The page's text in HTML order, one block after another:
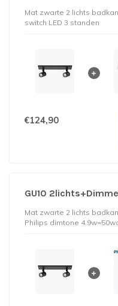
Mat zwarte 2 lichts
switch LED 3 standen
€124,90
GU10
Mat zwarte 2 lichts
Philips dimtone